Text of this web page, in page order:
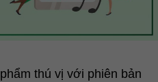
thú vị với phiên bản